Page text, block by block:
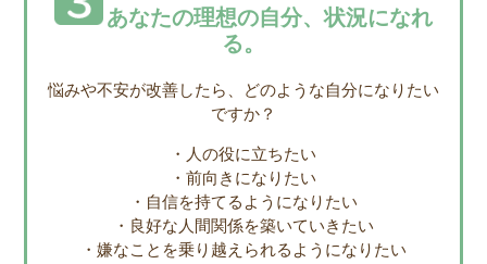
あなたの理想の自分、状況になれ
る。
悩みや不安が改善したら、どのような自分になりたい
ですか？
・人の役に立ちたい
・前向きになりたい
・自信を持てるようになりたい
・良好な人間関係を築いていきたい
・嫌なことを乗り越えられるようになりたい